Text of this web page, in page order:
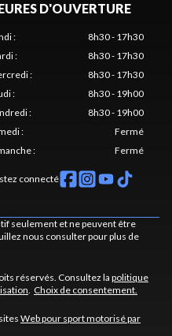
D'OUVERTURE
:
8h30 - 17h30
:
8h30 - 17h30
:
8h30 - 17h30
:
8h30 - 19h00
:
8h30 - 19h00
:
Fermé
: Fermé
connecté
seulement et ne peuvent être
nous consulter pour plus de
réservés. Consultez la politique
. Choix de consentement.
Web pour sport motorisé par